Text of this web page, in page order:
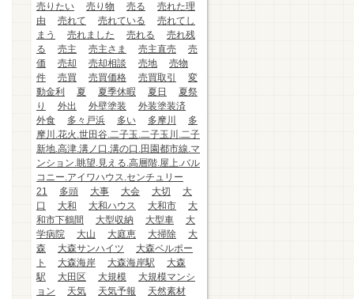
売りたい
売り物 売る
売れた理
由
売れて 売れている
売れてし
まう
売れました 売れる
売れ残
る
売主 売主さま 売主直売
売
価
売却 売却相談 売地
売物
件
売買 売買価格 売買取引
変
動金利
夏 夏季休暇 夏日
夏祭
り
外出 外壁塗装
外装塗装済
外食
多々戸浜 多い 多摩川
多
摩川.花火.世田谷.二子玉.二子玉川.二子
新地.高津.溝ノ口.溝の口.田園都市線.マ
ンション.眺望.見える.高層階.屋上.バル
コニー.アイワハウス.センチュリー
21
多頭 大事 大会 大切
大
口
大和 大和ハウス 大和市
大
和市下鶴間
大型収納 大型車
大
学病院
大山 大庭恵 大掃除
大
森
大森サンハイツ
大森ベルポー
ト
大森海岸 大森海岸駅
大森
駅
大田区 大規模
大規模マンシ
ョン
天気 天気予報
天然素材